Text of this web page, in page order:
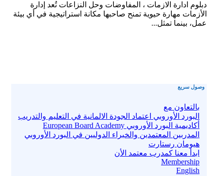
دبلوم ادارة الازمات ، المفاوضات وحل النزاعات تُعد إدارة
الأزمات مهارة حيوية تمنح صاحبها مكانة استراتيجية في أي بيئة
عمل، بينما تمثل...
وصول سريع
بالتعاون مع
البورد الأوروبي اعتماد الجودة الالمانية في التعليم والتدريب
أكاديمية البورد الأوروبي European Board Academy
المدربين المعتمدين والخبراء الدوليين في البورد الأوروبي
هيومان رستارت
ابدأ معنا كمدرب معتمد الأن
Membership
English